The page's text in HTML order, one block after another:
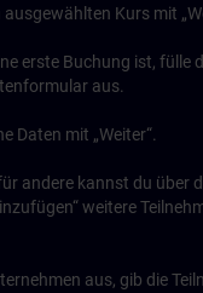
Kurs mit
erste Buchung ist, fülle
aus.
Daten mit „Weiter“.
andere kannst du über
weitere
aus, gib die